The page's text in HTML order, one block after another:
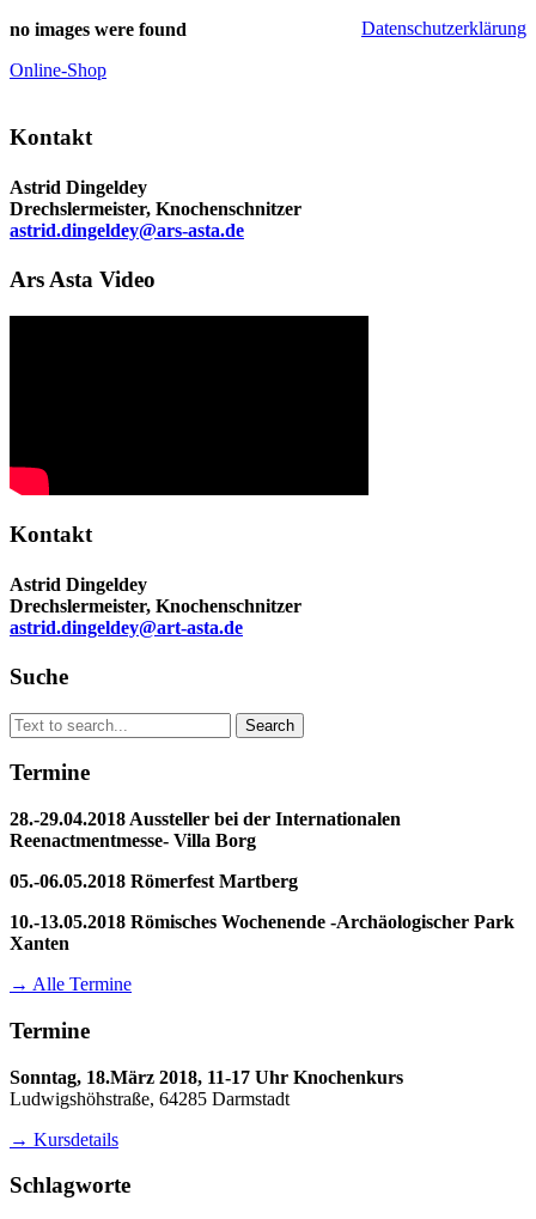
no images were found
Datenschutzerklärung
Online-Shop
Kontakt
Astrid Dingeldey
Drechslermeister, Knochenschnitzer
astrid.dingeldey@ars-asta.de
Ars Asta Video
Kontakt
Astrid Dingeldey
Drechslermeister, Knochenschnitzer
astrid.dingeldey@art-asta.de
Suche
Search
for:
Search
Termine
28.-29.04.2018 Aussteller bei der Internationalen
Reenactmentmesse- Villa Borg
05.-06.05.2018 Römerfest Martberg
10.-13.05.2018 Römisches Wochenende -Archäologischer Park
Xanten
→ Alle Termine
Termine
Sonntag, 18.März 2018, 11-17 Uhr Knochenkurs
Ludwigshöhstraße, 64285 Darmstadt
→ Kursdetails
Schlagworte